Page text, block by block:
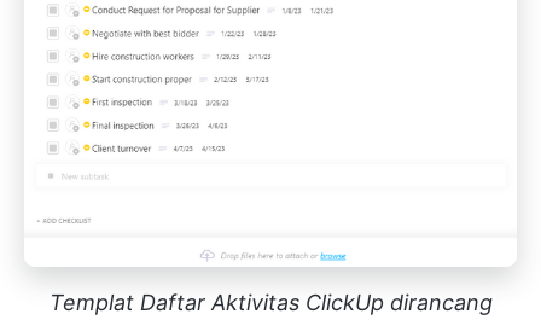
Templat Daftar Aktivitas ClickUp dirancang